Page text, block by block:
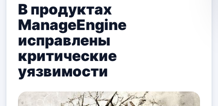
В продуктах
ManageEngine
исправлены
критические
уязвимости